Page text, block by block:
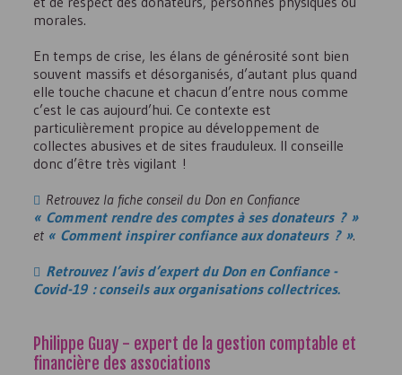
morales.
En temps de crise, les élans de générosité sont bien
souvent massifs et désorganisés, d’autant plus quand
elle touche chacune et chacun d’entre nous comme
c’est le cas aujourd’hui. Ce contexte est
particulièrement propice au développement de
collectes abusives et de sites frauduleux. Il conseille
donc d’être très vigilant !
Retrouvez la fiche conseil du Don en Confiance
« Comment rendre des comptes à ses donateurs ? »
et « Comment inspirer confiance aux donateurs ? ».
Retrouvez l’avis d’expert du Don en Confiance -
Covid-19 : conseils aux organisations collectrices.
Philippe Guay - expert de la gestion comptable et
financière des associations